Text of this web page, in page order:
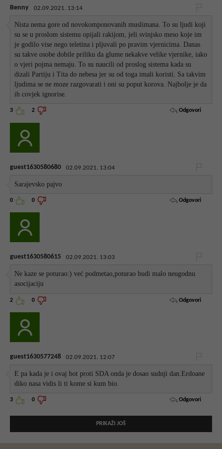
Benny 02.09.2021. 13:14
Nista nema gore od novokomponovanih muslimana. To su ljudi koji
su se u proslom sistemu opijali rakijom, jeli svinjsko meso koje im
je godilo vise nego teletina i pljuvali po pravim vjernicima. Danas
su takve osobe dobile priliku da glume nekakve velike vjernike, iako
o vjeri pojma nemaju. To su naucili od proslog sistema kada su
dizali Partiju i Tita do nebesa jer su od toga imali koristi. Sa takvim
ljudima se ne moze razgovarati i oni su poput korova. Najbolje je da
ih covjek ignorise.
3 2 Odgovori
guest1630580680 02.09.2021. 13:04
Sarajevsko pajvo
0 0 Odgovori
guest1630580615 02.09.2021. 13:03
Ne kaze se poturao:) već podmetao,poturao budi malo neugodnu
asocijaciju
2 0 Odgovori
guest1630577248 02.09.2021. 12:07
E pa kada je i ovaj bot proti SDA onda je dosao sudnji dan.Erdoane
diko nasa vidis li ti kome si kum bio.
3 0 Odgovori
PRIKAŽI JOŠ